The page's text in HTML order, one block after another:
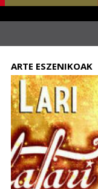
ARTE ESZENIKOAK